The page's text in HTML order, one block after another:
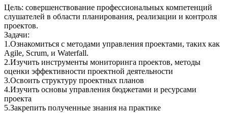
Цель: совершенствование профессиональных компетенций
слушателей в области планирования, реализации и контроля
проектов.
Задачи:
1.Ознакомиться с методами управления проектами, таких как
Agile, Scrum, и Waterfall.
2.Изучить инструменты мониторинга проектов, методы
оценки эффективности проектной деятельности
3.Освоить структуру проектных планов
4.Изучить основы управления бюджетами и ресурсами
проекта
5.Закрепить полученные знания на практике